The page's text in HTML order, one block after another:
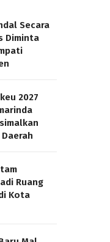
Secara
Diminta
2027
Ruang
Kota